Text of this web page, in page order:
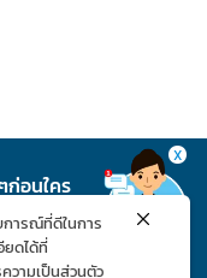
ก่อนใคร
X
การณ์ที่ดีในการ
ยดได้ที่
วามเป็นส่วนตัว